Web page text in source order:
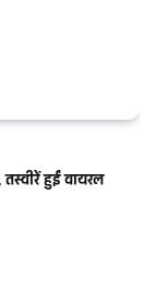
हुईं वायरल